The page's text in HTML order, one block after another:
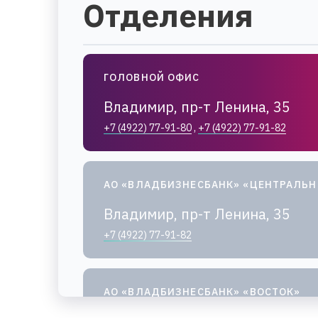
Отделения
ГОЛОВНОЙ ОФИС
Владимир, пр-т Ленина, 35
+7 (4922) 77-91-80, +7 (4922) 77-91-82
АО «ВЛАДБИЗНЕСБАНК»
Владимир, пр-т Ленина, 35
+7 (4922) 77-91-82
АО «ВЛАДБИЗНЕСБАНК» «ВОСТОК»